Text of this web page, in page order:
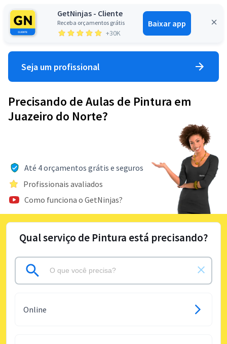
GetNinjas - Cliente
Receba orçamentos grátis
+30K
Baixar app
Entrar
Seja um profissional
Precisando de Aulas de Pintura em
Juazeiro do Norte?
Até 4 orçamentos grátis e seguros
Profissionais avaliados
Como funciona o GetNinjas?
Qual serviço de Pintura está precisando?
Online